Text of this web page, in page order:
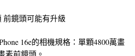
前鏡頭可能有升級
16e的相機規格：單顆4800萬畫
素前鏡頭。